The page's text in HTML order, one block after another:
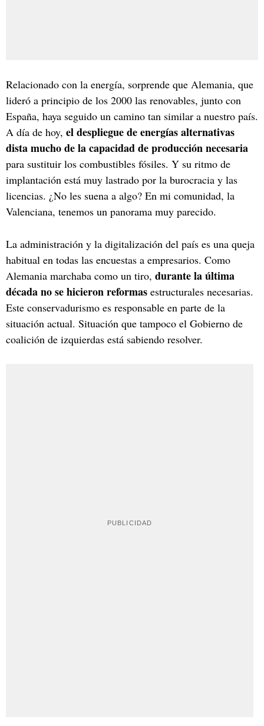
Relacionado con la energía, sorprende que Alemania, que
lideró a principio de los 2000 las renovables, junto con
España, haya seguido un camino tan similar a nuestro país.
A día de hoy, el despliegue de energías alternativas
dista mucho de la capacidad de producción necesaria
para sustituir los combustibles fósiles. Y su ritmo de
implantación está muy lastrado por la burocracia y las
licencias. ¿No les suena a algo? En mi comunidad, la
Valenciana, tenemos un panorama muy parecido.
La administración y la digitalización del país es una queja
habitual en todas las encuestas a empresarios. Como
Alemania marchaba como un tiro, durante la última
década no se hicieron reformas estructurales necesarias.
Este conservadurismo es responsable en parte de la
situación actual. Situación que tampoco el Gobierno de
coalición de izquierdas está sabiendo resolver.